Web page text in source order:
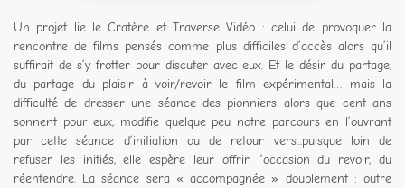
Un projet lie le Cratère et Traverse Vidéo : celui de provoquer la
rencontre de films pensés comme plus difficiles d’accès alors qu’il
suffirait de s’y frotter pour discuter avec eux. Et le désir du partage,
du partage du plaisir à voir/revoir le film expérimental… mais la
difficulté de dresser une séance des pionniers alors que cent ans
sonnent pour eux, modifie quelque peu notre parcours en l’ouvrant
par cette séance d’initiation ou de retour vers...puisque loin de
refuser les initiés, elle espère leur offrir l’occasion du revoir, du
réentendre. La séance sera « accompagnée » doublement : outre